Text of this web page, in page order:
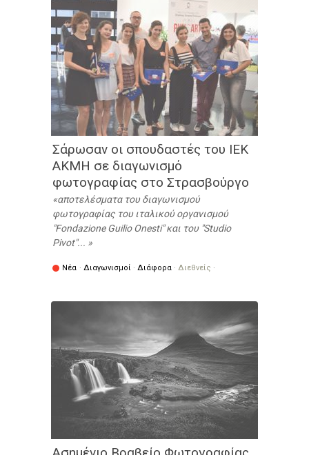
Σάρωσαν οι σπουδαστές του ΙΕΚ
ΑΚΜΗ σε διαγωνισμό
φωτογραφίας στο Στρασβούργο
αποτελέσματα του διαγωνισμού
φωτογραφίας του ιταλικού οργανισμού
"Fondazione Guilio Onesti" και του "Studio
Pivot"...
Νέα · Διαγωνισμοί · Διάφορα · Διεθνείς ·
Σελίδες